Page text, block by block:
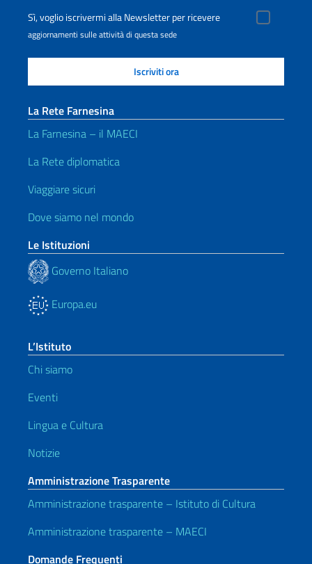
Sì, voglio iscrivermi alla Newsletter per ricevere
aggiornamenti sulle attività di questa sede
La Rete Farnesina
La Farnesina – il MAECI
La Rete diplomatica
Viaggiare sicuri
Dove siamo nel mondo
Le Istituzioni
Governo Italiano
Europa.eu
L’Istituto
Chi siamo
Eventi
Lingua e Cultura
Notizie
Amministrazione Trasparente
Amministrazione trasparente – Istituto di Cultura
Amministrazione trasparente – MAECI
Domande Frequenti